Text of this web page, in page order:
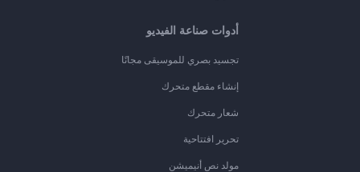
أدوات صناعة الفيديو
تجسيد بصري للموسيقى مجانًا
إنشاء مقطع متحرك
شعار متحرك
تحرير افتتاحية
مولد نص أنيميشن